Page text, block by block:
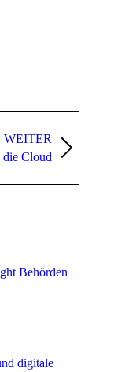
WEITER
Cloud
Behörden
digitale